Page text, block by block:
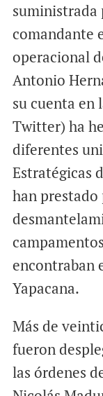
suministrada
comandante
operacional
Antonio
su cuenta en
Twitter) ha
diferentes
Estratégicas
han
encontraban
Yapacana.
Más de
fueron
las órdenes